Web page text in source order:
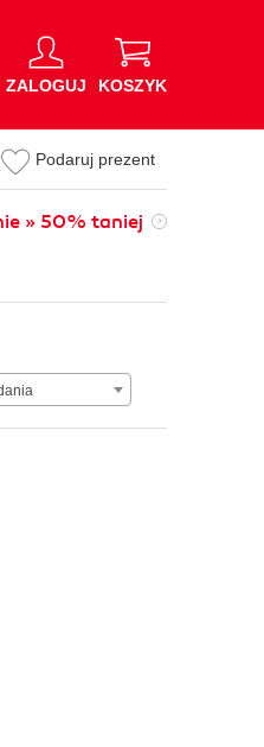
ZALOGUJ KOSZYK
Podaruj prezent
» 50% taniej